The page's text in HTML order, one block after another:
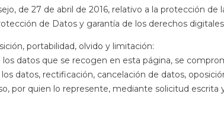
de 27 de abril de 2016, relativo a la protección
de Datos y garantía de los derechos
portabilidad, olvido y limitación:
datos que se recogen en esta página, se
datos, rectificación, cancelación de datos,
por quien lo represente, mediante solicitud